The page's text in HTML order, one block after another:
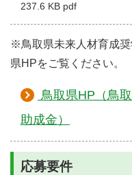
237.6 KB pdf
※鳥取県未来人材育成
県HPをご覧ください。
鳥取県HP（鳥
助成金）
応募要件